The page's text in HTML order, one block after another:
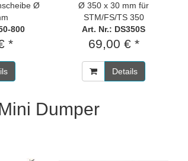
Ø
800
*
Ø 350 x 30 mm für
STM/FS/TS 350
Art. Nr.: DS350S
69,00 € *
Details
Dumper